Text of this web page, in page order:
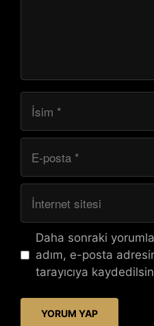
posta
sitesi
Daha sonraki
adım, e-posta
tarayıcıya